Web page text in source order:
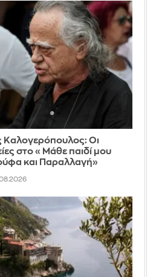
Καλογερόπουλος: Οι
στο «Μάθε παιδί μου
και Παραλλαγή»